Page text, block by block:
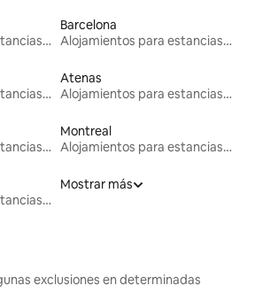
Alojamientos para estancias largas
Barcelona
Alojamientos para estancias largas
Alojamientos para estancias largas
Atenas
Alojamientos para estancias largas
Alojamientos para estancias largas
Montreal
Alojamientos para estancias largas
Alojamientos para estancias largas
Mostrar más
exclusiones en determinadas